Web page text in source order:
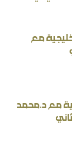
الريسوني
مع
مع د.محمد